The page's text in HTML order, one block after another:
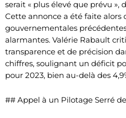
serait « plus élevé que prévu »,
Cette annonce a été faite alors
gouvernementales
alarmantes. Valérie Rabault
transparence et de précision
chiffres, soulignant un déficit
pour 2023, bien au-delà des
## Appel à un Pilotage Serré